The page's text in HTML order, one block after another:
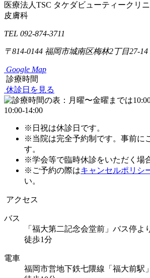
医療法人TSC タケダビューティークリ
皮膚科
TEL 092-874-3711
〒814-0144 福岡市城南区梅林2丁目27-14
Google Map
診療時間
休診日を見る
※日祝は休診日です。
※当院は完全予約制です。事前に
す。
※学会等で臨時休診をいただく場
※ご予約の際はキャンセルポリシ
い。
アクセス
バス
「福大第二記念会堂前」バス停よ
徒歩1分
電車
福岡市営地下鉄七隈線「福大前駅